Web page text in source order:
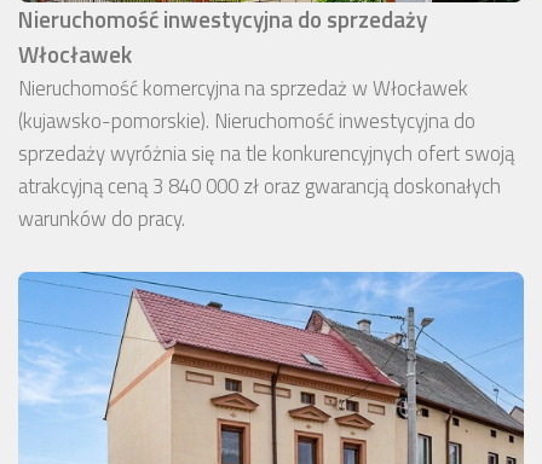
Nieruchomość inwestycyjna do sprzedaży
Włocławek
Nieruchomość komercyjna na sprzedaż w Włocławek
(kujawsko-pomorskie). Nieruchomość inwestycyjna do
sprzedaży wyróżnia się na tle konkurencyjnych ofert swoją
atrakcyjną ceną 3 840 000 zł oraz gwarancją doskonałych
warunków do pracy.